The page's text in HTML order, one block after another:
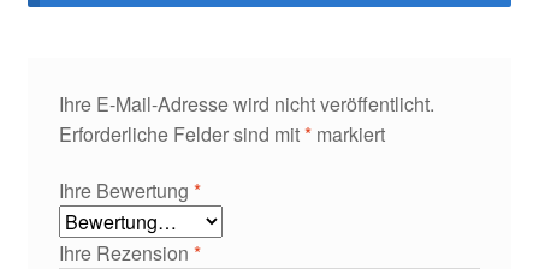
Ihre E-Mail-Adresse wird nicht veröffentlicht.
Erforderliche Felder sind mit*markiert
Ihre Bewertung *
Ihre Rezension *